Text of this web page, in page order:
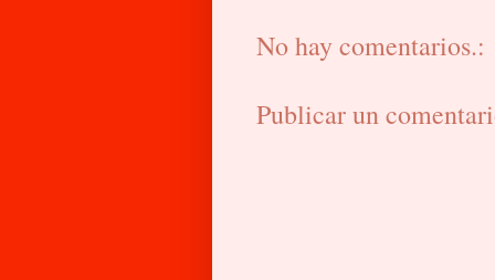
No hay comentarios.:
Publicar un